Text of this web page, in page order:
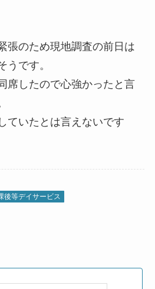
張のため現地調査の前日は
うです。
席したので心強かったと言
ていたとは言えないです
後等デイサービス